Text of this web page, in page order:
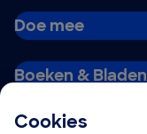
Cookies
Doe mee
Boeken & Bladen